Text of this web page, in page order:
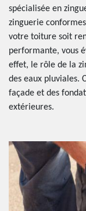
spécialisée en
zinguerie
votre toiture soit
performante, vous
effet, le rôle de la
des eaux pluviales.
façade et des
extérieures.